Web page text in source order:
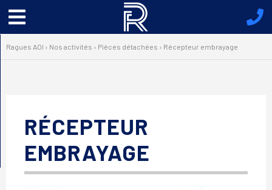
Menu
principal
Ragues AOI › Nos activités › Pièces détachées › Récepteur embrayage
RÉCEPTEUR
EMBRAYAGE